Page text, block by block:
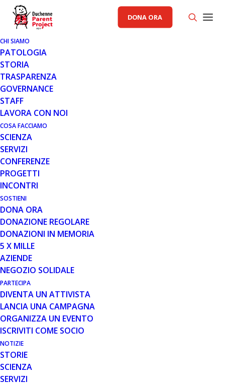
DONA ORA
CHI SIAMO
PATOLOGIA
STORIA
TRASPARENZA
GOVERNANCE
STAFF
LAVORA CON NOI
COSA FACCIAMO
SCIENZA
SERVIZI
CONFERENZE
PROGETTI
INCONTRI
SOSTIENI
DONA ORA
DONAZIONE REGOLARE
DONAZIONI IN MEMORIA
5 X MILLE
AZIENDE
NEGOZIO SOLIDALE
PARTECIPA
DIVENTA UN ATTIVISTA
LANCIA UNA CAMPAGNA
ORGANIZZA UN EVENTO
ISCRIVITI COME SOCIO
NOTIZIE
STORIE
SCIENZA
SERVIZI
AREA ISTITUZIONALE PP
31 OTT 2016
20 ANNI DI NEUROPSICHIATRIA
INFANTILE AL POLICLINICO
UNIVERSITARIO A.GEMELLI
Si terrà il 4 novembre presso l’Aula Brasca del Policlinico
Universitario A.Gemelli la celebrazione dei 20 anni del
reparto di Neuropsichiatria Infantile.
In particolare, la sessione pomeridiana a partire dalle
ore 16.30, sarà dedicata alle malattie neuromuscolari e
interverranno il Prof. Victor Dubowitz con una
panoramica sulle malattie neuromuscolari infantili, la
Dott.ssa Marika Pane sul Centro Nemo e concluderà il
Prof. Eugenio Mercuri sui trial clinici.
Prima della conclusione di questo importante evento un
contributo da parte delle organizzazioni di pazienti
Parent Project onlus, Famiglie Sma onlus e Asamsi.